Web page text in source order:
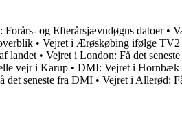
Forårs- og Efterårsjævndøgns datoer•
• Vejret i Ærøskøbing ifølge
landet • Vejret i London: Få det
vejr i Karup • DMI: Vejret i Hornbæk
det seneste fra DMI • Vejret i Allerød: